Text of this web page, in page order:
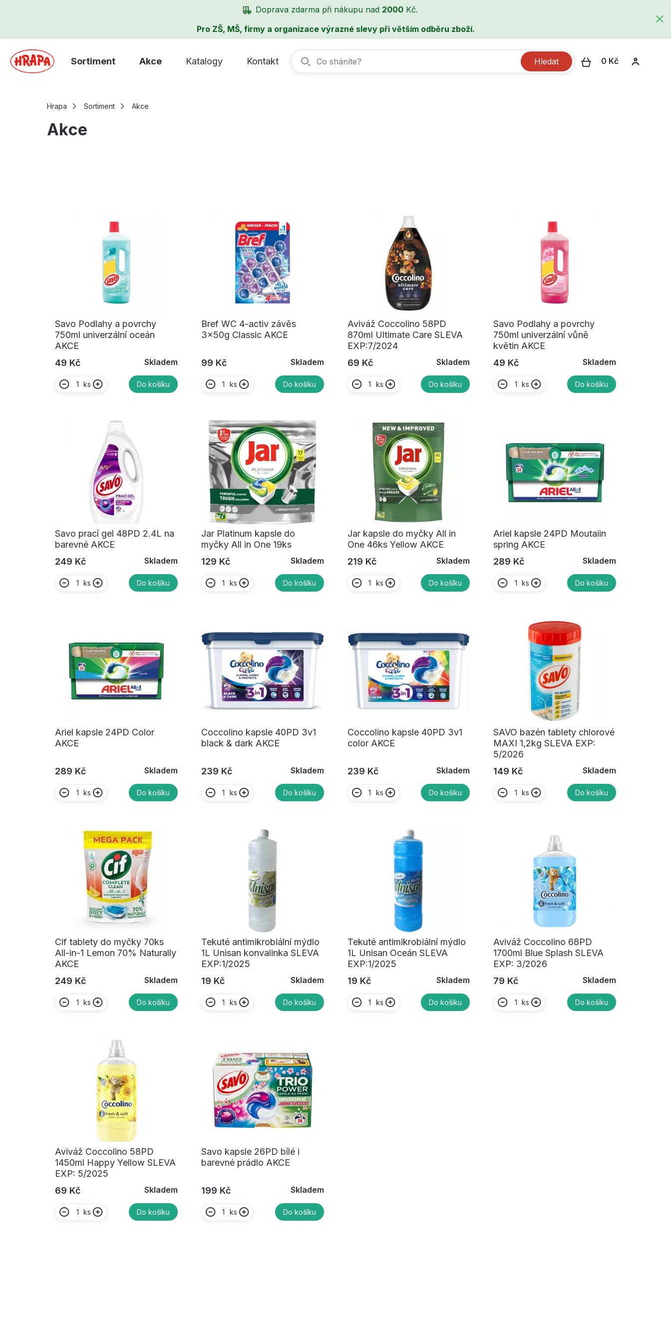
Doprava zdarma při nákupu nad 2000 Kč.
Pro ZŠ, MŠ, firmy a organizace výrazné slevy při větším odběru zboží.
Sortiment Akce Katalogy Kontakt Hledat 0 Kč
Hrapa Sortiment Akce
Akce
Savo Podlahy a povrchy
750ml univerzální oceán
AKCE
49 Kč
Skladem
ks Do košíku
Bref WC 4-activ závěs
3x50g Classic AKCE
99 Kč Skladem
ks Do košíku
Aviváž Coccolino 58PD
870ml Ultimate Care SLEVA
EXP:7/2024
69 Kč
Skladem
ks Do košíku
Savo Podlahy a povrchy
750ml univerzální vůně
květin AKCE
49 Kč
Skladem
ks Do košíku
Savo prací gel 48PD 2.4L na
barevné AKCE
249 Kč
Skladem
ks Do košíku
Jar Platinum kapsle do
myčky All in One 19ks
129 Kč
Skladem
ks Do košíku
Jar kapsle do myčky All in
One 46ks Yellow AKCE
219 Kč
Skladem
ks Do košíku
Ariel kapsle 24PD Moutaiin
spring AKCE
289 Kč
Skladem
ks Do košíku
Ariel kapsle 24PD Color
AKCE
289 Kč Skladem
ks Do košíku
Coccolino kapsle 40PD 3v1
black & dark AKCE
239 Kč Skladem
ks Do košíku
Coccolino kapsle 40PD 3v1
color AKCE
239 Kč Skladem
ks Do košíku
SAVO bazén tablety chlorové
MAXI 1,2kg SLEVA EXP:
5/2026
149 Kč
Skladem
ks Do košíku
Cif tablety do myčky 70ks
All-in-1 Lemon 70% Naturally
AKCE
249 Kč
Skladem
ks Do košíku
Tekuté antimikrobiální mýdlo
1L Unisan konvalinka SLEVA
EXP:1/2025
19 Kč
Skladem
ks Do košíku
Tekuté antimikrobiální mýdlo
1L Unisan Oceán SLEVA
EXP:1/2025
19 Kč
Skladem
ks Do košíku
Aviváž Coccolino 68PD
1700ml Blue Splash SLEVA
EXP: 3/2026
79 Kč
Skladem
ks Do košíku
Aviváž Coccolino 58PD
1450ml Happy Yellow SLEVA
EXP: 5/2025
69 Kč
Skladem
ks Do košíku
Savo kapsle 26PD bílé i
barevné prádlo AKCE
199 Kč Skladem
ks Do košíku